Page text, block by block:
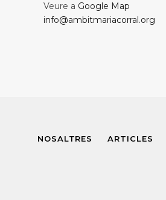
Veure a Google Map
info@ambitmariacorral.org
NOSALTRES ARTICLES